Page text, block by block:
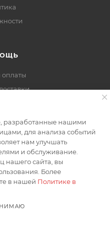
оплаты
3-777
разработанные нашими
для анализа событий
нам улучшать
и обслуживание.
нашего сайта, вы
Более
в нашей Политике в